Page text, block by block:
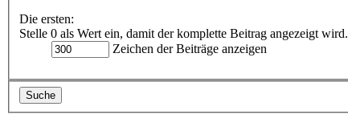
Die ersten:
Stelle 0 als Wert ein, damit der komplette Beitrag angezeigt wird.
Zeichen der Beiträge anzeigen